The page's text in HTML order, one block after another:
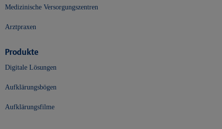
Medizinische Versorgungszentren
Arztpraxen
Produkte
Digitale Lösungen
Aufklärungsbögen
Aufklärungsfilme